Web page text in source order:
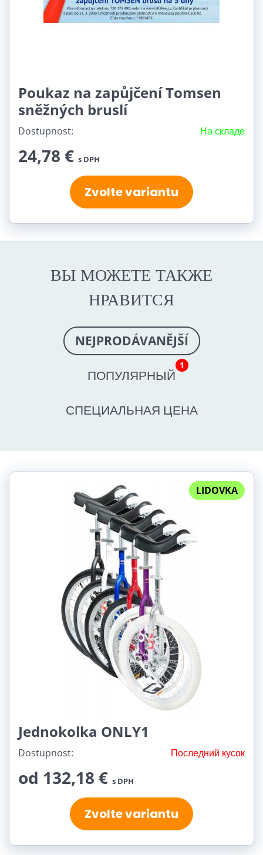
Poukaz na zapůjčení Tomsen
sněžných bruslí
Dostupnost: На складе
24,78 € s DPH
Zvolte variantu
ВЫ МОЖЕТЕ ТАКЖЕ
НРАВИТСЯ
NEJPRODÁVANĚJŠÍ
ПОПУЛЯРНЫЙ
1
СПЕЦИАЛЬНАЯ ЦЕНА
LIDOVKA
Jednokolka ONLY1
Dostupnost: Последний кусок
od 132,18 € s DPH
Zvolte variantu